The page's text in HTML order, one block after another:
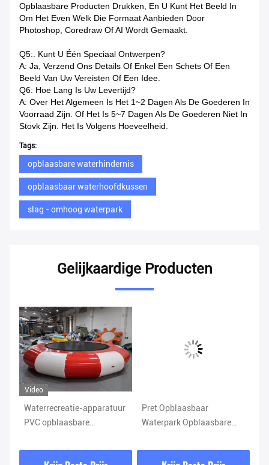
Opblaasbare Producten Drukken, En U Kunt Het Beeld In
Om Het Even Welk Die Formaat Aanbieden Door
Photoshop, Coredraw Of AI Wordt Gemaakt.
Q5:. Kunt U Één Speciaal Ontwerpen?
A: Ja, Verzend Ons Details Of Enkel Een Schets Of Een
Beeld Van Uw Vereisten Of Een Idee.
Q6: Hoe Lang Is Uw Levertijd?
A: Over Het Algemeen Is Het 1~2 Dagen Als De Goederen In
Voorraad Zijn. Of Het Is 5~7 Dagen Als De Goederen Niet In
Stovk Zijn. Het Is Volgens Hoeveelheid.
Tags:
opblaasbare waterhindernis
opblaasbaar waterhoofdkussen
slag - omhoog waterpark
Gelijkaardige Producten
Video
Waterrecreatie-apparatuur
PVC opblaasbare
Pret Opblaasbaar
Waterpark Opblaasbare
Glijbaan